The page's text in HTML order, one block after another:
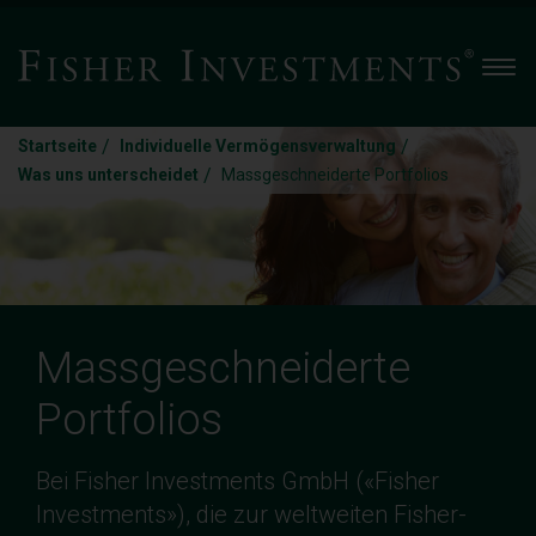
Startseite / Individuelle Vermögensverwaltung /
Was uns unterscheidet / Massgeschneiderte Portfolios
Massgeschneiderte
Portfolios
Bei Fisher Investments GmbH («Fisher
Investments»), die zur weltweiten Fisher-